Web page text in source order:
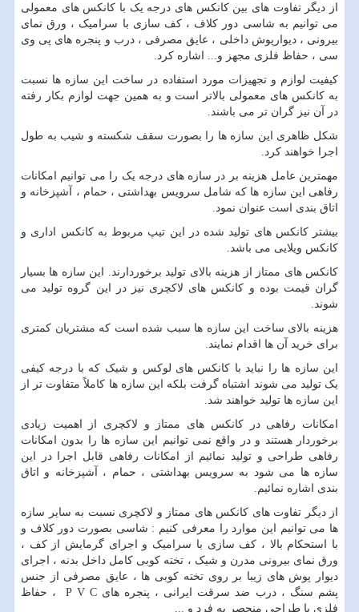
از دیگر تفاوت های بین کانکس های درجه یک با کانکس های معمولی
می توانیم به شاسی دور کلاف ، کف سازی با سرامیک ، ورق نمای
بیرونی ، دیوارپوش داخلی ، عایق مصرفی ، درب و پنجره های پی وی
سی ، حفاظ فلزی مجهز و... اشاره کرد.
کیفیت لوازم و تجهیزات مورد استفاده در ساخت این سازه ها نسبت
به کانکس های معمولی بالاتر است و به همین جهت لوازم بکار رفته
در آن نیز گران تر می باشند.
شکل ظاهری این سازه ها را بصورت سقف شکسته و شیب به طول
اجرا خواهند کرد.
مهمترین عامل هزینه بر در سازه های درجه یک را می توانیم امکانات
رفاهی این سازه ها که شامل سرویس بهداشتی ، حمام ، آشپزخانه و
اتاق بندی است عنوان نمود.
بیشتر کانکس های تولید شده در این تیپ مربوط به کانکس اداری و
کانکس ویلایی می باشد.
کانکس های ممتاز از هزینه بالای تولید برخوردارند. این سازه ها بسیار
گران قیمت بوده و کانکس های لاکچری نیز در این گروه تولید می
شوند.
هزینه بالای ساخت این سازه ها سبب شده است که مشتریان کمتری
برای خرید آن ها اقدام نمایند.
این سازه ها را نباید با کانکس های لوکس و شیک که با درجه کیفی
یک تولید می شوند اشتباه گرفت بلکه این سازه ها کاملاً متفاوت تر از
این سازه ها تولید خواهند شد.
امکانات رفاهی در کانکس های ممتاز و لاکچری از اهمیت زیادی
برخوردار هستند و در واقع نمی توانیم این سازه ها را بدون امکانات
رفاهی طراحی و تولید نمائیم از امکانات رفاهی قابل اجرا در این
سازه ها می شود به سرویس بهداشتی ، حمام ، آشپزخانه و اتاق
بندی اشاره نمائیم.
از دیگر تفاوت های کانکس های ممتاز و لاکچری نسبت به سایر سازه
ها می توانیم این موارد را معرفی کنیم : شاسی بصورت دور کلاف و
با استحکام بالا ، کف سازی با سرامیک و اجرای گرمایش از کف ،
ورق نمای بیرونی مدرن و شیک ، تخته کوبی کامل داخل بدنه ، اجرای
دیوار پوش های زیبا بر روی تخته کوبی ها ، عایق مصرفی از جنس
پشم سنگ ، درب ضد سرقت ایرانی ، پنجره های P V C ، حفاظ
فلزی با طراحی منحصر به فرد و ...